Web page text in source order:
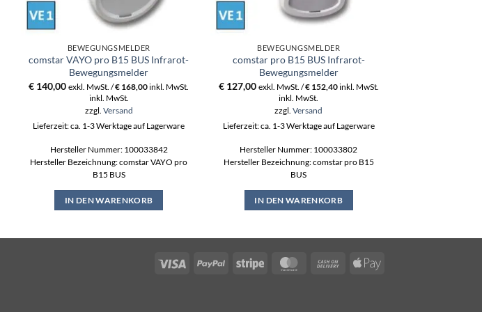
BEWEGUNGSMELDER
comstar VAYO pro B15 BUS Infrarot-
Bewegungsmelder
€ 140,00 exkl. MwSt. /€ 168,00inkl. MwSt.
inkl. MwSt.
zzgl. Versand
Lieferzeit: ca. 1-3 Werktage auf Lagerware
Hersteller Nummer: 100033842
Hersteller Bezeichnung: comstar VAYO pro
B15 BUS
IN DEN WARENKORB
BEWEGUNGSMELDER
comstar pro B15 BUS Infrarot-
Bewegungsmelder
€127,00 exkl. MwSt. /€152,40inkl. MwSt.
inkl. MwSt.
zzgl.Versand
Lieferzeit: ca. 1-3 Werktage auf Lagerware
Hersteller Nummer: 100033802
Hersteller Bezeichnung: comstar pro B15
BUS
IN DEN WARENKORB
Visa PayPal Stripe MasterCardCash
Apple